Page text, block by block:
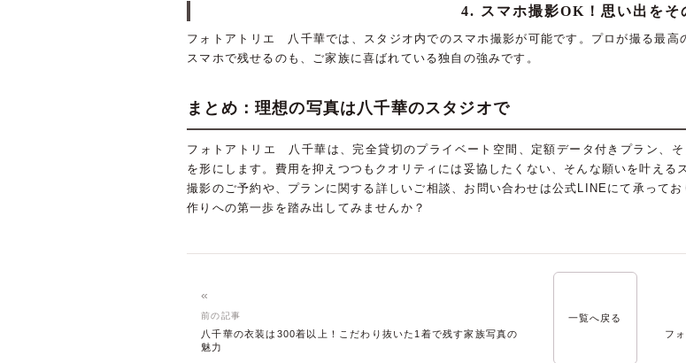
4. スマホ撮影OK！思い出をそ
フォトアトリエ 八千華では、スタジオ内でのスマホ撮影が可能です。プロが撮る最高
スマホで残せるのも、ご家族に喜ばれている独自の強みです。
まとめ：理想の写真は八千華のスタジオで
フォトアトリエ 八千華は、完全貸切のプライベート空間、定額データ付きプラン、
を形にします。費用を抑えつつもクオリティには妥協したくない、そんな願いを叶える
撮影のご予約や、プランに関する詳しいご相談、お問い合わせは公式LINEにて承って
作りへの第一歩を踏み出してみませんか？
«
前の記事
八千華の衣装は300着以上！こだわり抜いた1着で残す家族写真の
魅力
一覧へ戻る
フ